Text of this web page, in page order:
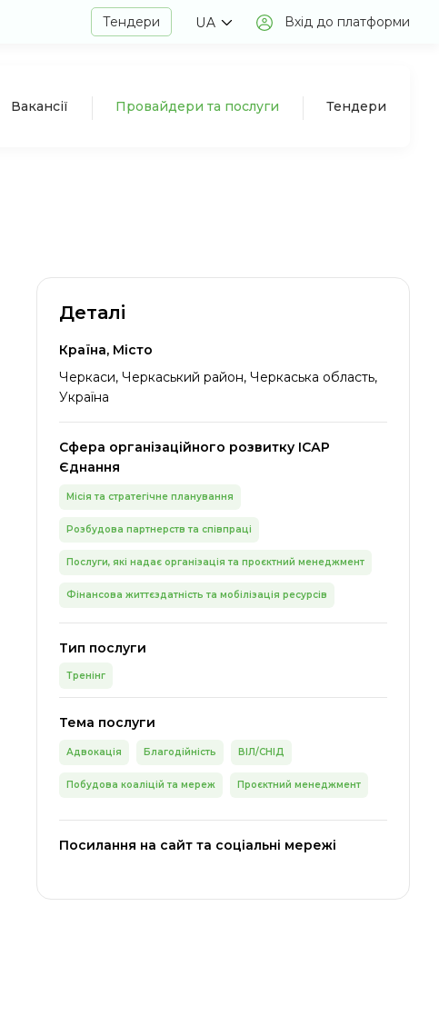
Тендери UA Вхід до платформи
Вакансії Провайдери та послуги Тендери
Деталі
Країна, Місто
Черкаси, Черкаський район, Черкаська область,
Україна
Сфера організаційного розвитку ІСАР
Єднання
Місія та стратегічне планування
Розбудова партнерств та співпраці
Послуги, які надає організація та проєктний менеджмент
Фінансова життєздатність та мобілізація ресурсів
Тип послуги
Тренінг
Тема послуги
Адвокація Благодійність ВІЛ/СНІД
Побудова коаліцій та мереж Проєктний менеджмент
Посилання на сайт та соціальні мережі